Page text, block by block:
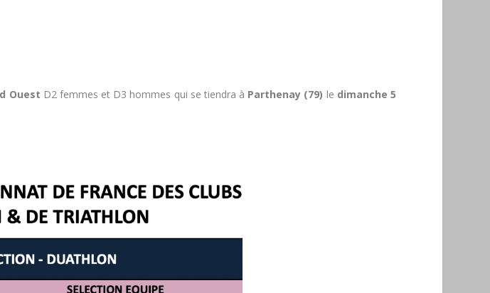
Ouest D2 femmes et D3 hommes qui se tiendra à Parthenay (79) le dimanche 5